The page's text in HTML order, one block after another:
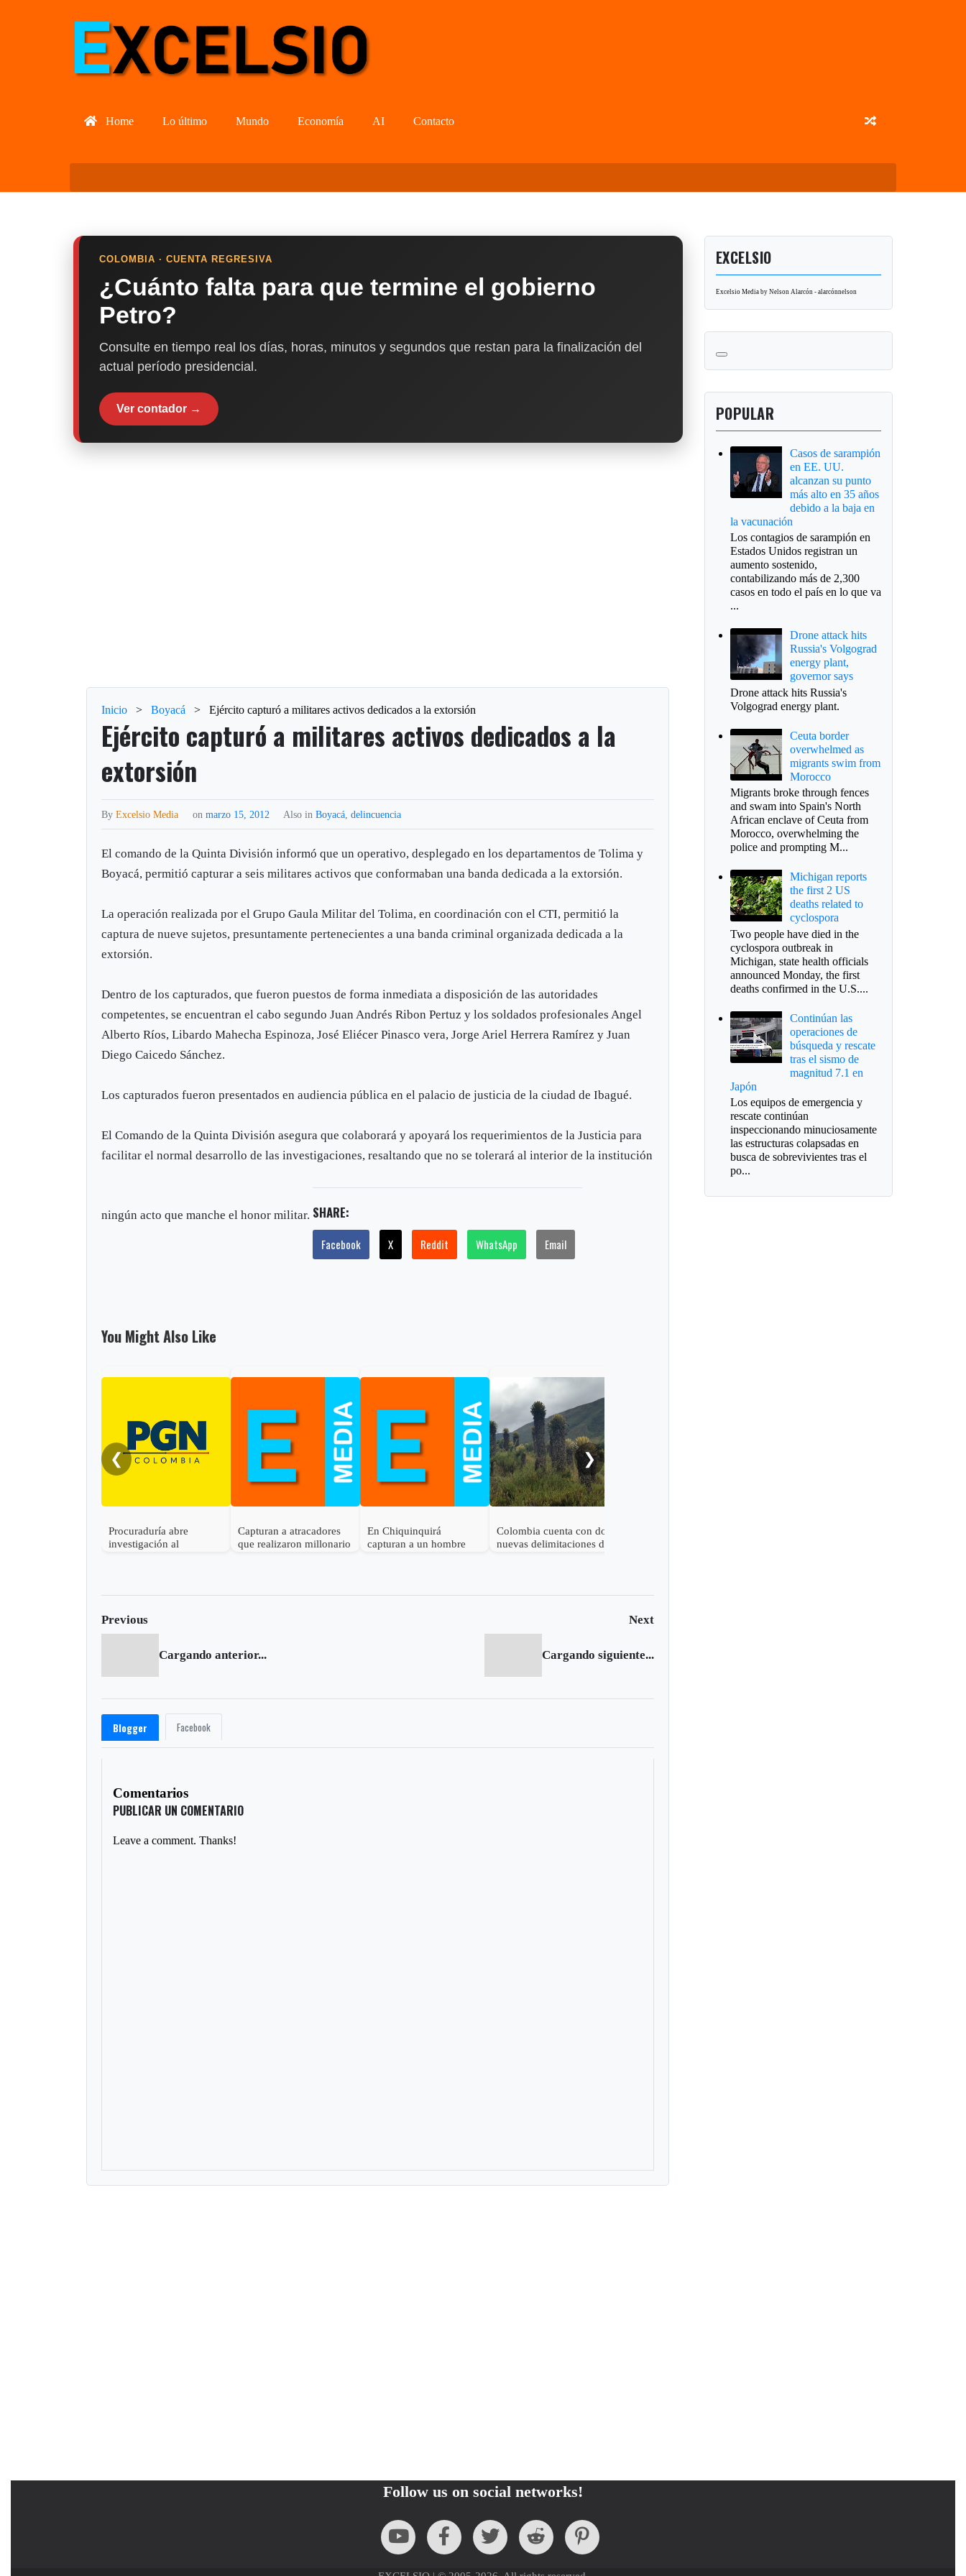
Home Lo último Mundo Economía AI Contacto
COLOMBIA · CUENTA REGRESIVA
¿Cuánto falta para que termine el gobierno
Petro?
Consulte en tiempo real los días, horas, minutos y segundos que restan para la finalización del
actual período presidencial.
Ver contador →
Inicio > Boyacá > Ejército capturó a militares activos dedicados a la extorsión
Ejército capturó a militares activos dedicados a la
extorsión
ByExcelsio Media onmarzo 15, 2012 Also inBoyacá ,delincuencia
El comando de la Quinta División informó que un operativo, desplegado en los departamentos de Tolima y
Boyacá, permitió capturar a seis militares activos que conformaban una banda dedicada a la extorsión.
La operación realizada por el Grupo Gaula Militar del Tolima, en coordinación con el CTI, permitió la
captura de nueve sujetos, presuntamente pertenecientes a una banda criminal organizada dedicada a la
extorsión.
Dentro de los capturados, que fueron puestos de forma inmediata a disposición de las autoridades
competentes, se encuentran el cabo segundo Juan Andrés Ribon Pertuz y los soldados profesionales Angel
Alberto Ríos, Libardo Mahecha Espinoza, José Eliécer Pinasco vera, Jorge Ariel Herrera Ramírez y Juan
Diego Caicedo Sánchez.
Los capturados fueron presentados en audiencia pública en el palacio de justicia de la ciudad de Ibagué.
El Comando de la Quinta División asegura que colaborará y apoyará los requerimientos de la Justicia para
facilitar el normal desarrollo de las investigaciones, resaltando que no se tolerará al interior de la institución
ningún acto que manche el honor militar. SHARE:
Facebook X Reddit WhatsApp Email
You Might Also Like
❮
Procuraduría abre
investigación al
política
Capturan a atracadores
que realizaron millonario
En Chiquinquirá
capturan a un hombre
Colombia cuenta con dos
nuevas delimitaciones de
❯
Previous Next
Cargando anterior... Cargando siguiente...
Blogger Facebook
Comentarios
PUBLICAR UN COMENTARIO
Leave a comment. Thanks!
EXCELSIO
Excelsio Media by Nelson Alarcón - alarcónnelson
POPULAR
Casos de sarampión
en EE. UU.
alcanzan su punto
más alto en 35 años
debido a la baja en
la vacunación
Los contagios de sarampión en
Estados Unidos registran un
aumento sostenido,
contabilizando más de 2,300
casos en todo el país en lo que va
...
Drone attack hits
Russia's Volgograd
energy plant,
governor says
Drone attack hits Russia's
Volgograd energy plant.
Ceuta border
overwhelmed as
migrants swim from
Morocco
Migrants broke through fences
and swam into Spain's North
African enclave of Ceuta from
Morocco, overwhelming the
police and prompting M...
Michigan reports
the first 2 US
deaths related to
cyclospora
Two people have died in the
cyclospora outbreak in
Michigan, state health officials
announced Monday, the first
deaths confirmed in the U.S....
Continúan las
operaciones de
búsqueda y rescate
tras el sismo de
magnitud 7.1 en
Japón
Los equipos de emergencia y
rescate continúan
inspeccionando minuciosamente
las estructuras colapsadas en
busca de sobrevivientes tras el
po...
Follow us on social networks!